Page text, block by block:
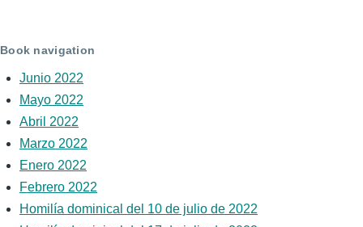
Book navigation
Junio 2022
Mayo 2022
Abril 2022
Marzo 2022
Enero 2022
Febrero 2022
Homilía dominical del 10 de julio de 2022